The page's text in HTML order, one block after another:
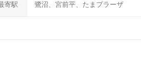
寄駅 鷺沼、宮前平、たまプラーザ